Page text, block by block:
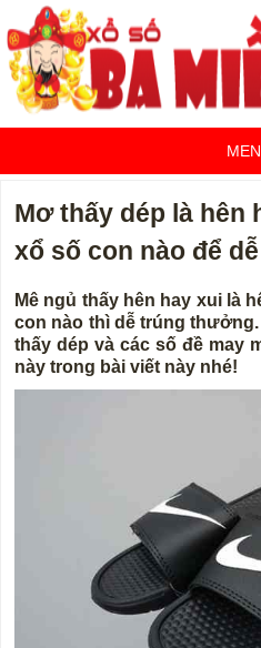
Mơ thấy dép là hên
xổ số con nào để
Mê ngủ thấy hên hay xui là
con nào thì dễ trúng
thấy dép và các số đề may
này trong bài viết này nhé!